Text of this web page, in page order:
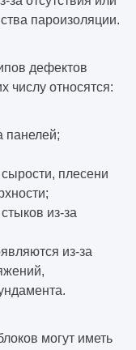
пароизоляции.
дефектов
числу относятся:
панелей;
плесени
из-за
из-за
могут иметь